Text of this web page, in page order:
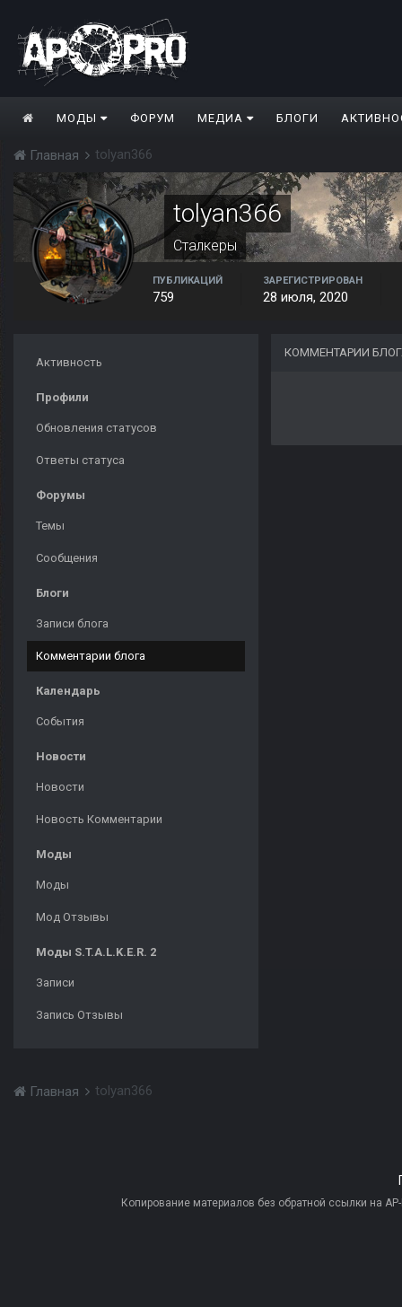
МОДЫ ФОРУМ МЕДИА БЛОГИ
Главная tolyan366
tolyan366
Сталкеры
ПУБЛИКАЦИЙ
759
ЗАРЕГИСТРИРОВАН
28 июля, 2020
Активность
Профили
Обновления статусов
Ответы статуса
Форумы
Темы
Сообщения
Блоги
Записи блога
Комментарии блога
Календарь
События
Новости
Новости
Новость Комментарии
Моды
Моды
Мод Отзывы
Моды S.T.A.L.K.E.R. 2
Записи
Запись Отзывы
КОММЕНТАРИИ
Главная tolyan366
Копирование материалов без обратной ссылки на